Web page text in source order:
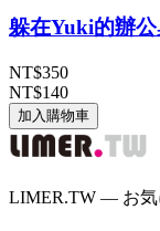
躲在Yuki的辦
NT$350
NT$140
加入購物車
LIMER.TW — お気